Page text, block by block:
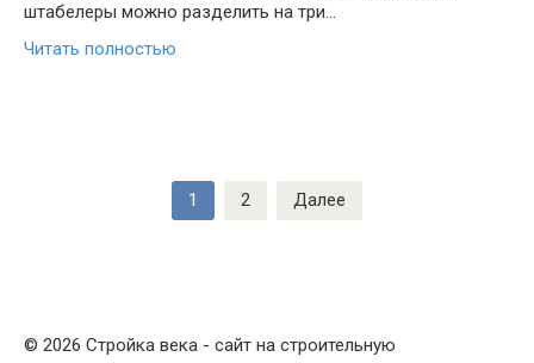
штабелеры можно разделить на три…
Читать полностью
1 2 Далее
© 2026 Стройка века - сайт на строительную